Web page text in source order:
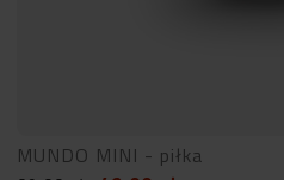
MUNDO MINI - piłka